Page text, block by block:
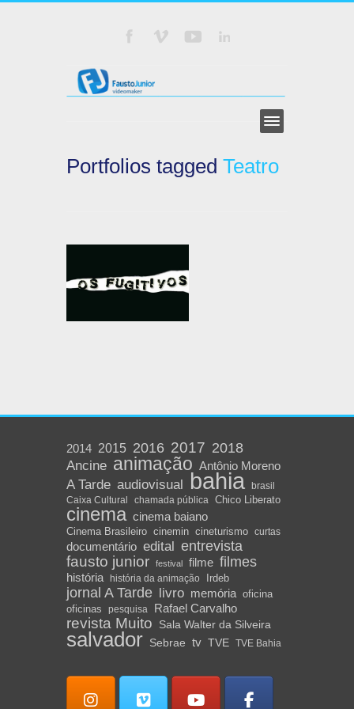
Portfolios tagged Teatro
PROJEÇÃO
SONALE FONSECA
TEATRO
2014 2015 2016 2017 2018
Ancine animação Antônio Moreno
A Tarde audiovisual bahia
brasil
Caixa Cultural
chamada pública Chico Liberato
cinema cinema baiano
Cinema Brasileiro cinemin cineturismo curtas
documentário edital entrevista
fausto junior festival filme filmes
história história da animação Irdeb
jornal A Tarde livro memória oficina
oficinas
pesquisa Rafael Carvalho
revista Muito Sala Walter da Silveira
salvador Sebrae tv TVE TVE Bahia